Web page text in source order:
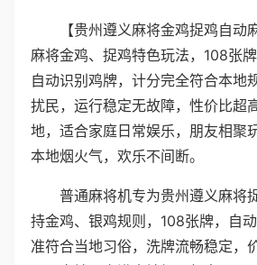
【贵州遵义麻将金鸡捉鸡自动
麻将金鸡、捉鸡特色玩法，108张
自动识别鸡牌，计分完全符合本地
扰民，运行稳定无故障，性价比超
地，适合家庭日常娱乐，朋友相聚
本地烟火气，欢乐不间断。
普通麻将机专为贵州遵义麻将
持金鸡、银鸡规则，108张牌，自
准符合当地习俗，洗牌流畅稳定，